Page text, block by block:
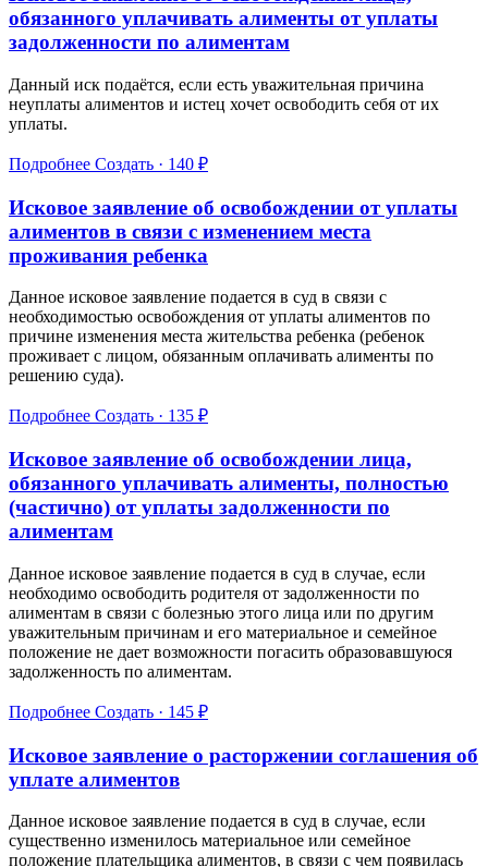
обязанного уплачивать алименты от уплаты
задолженности по алиментам
Данный иск подаётся, если есть уважительная причина
неуплаты алиментов и истец хочет освободить себя от их
уплаты.
Подробнее Создать · 140 ₽
Исковое заявление об освобождении от уплаты
алиментов в связи с изменением места
проживания ребенка
Данное исковое заявление подается в суд в связи с
необходимостью освобождения от уплаты алиментов по
причине изменения места жительства ребенка (ребенок
проживает с лицом, обязанным оплачивать алименты по
решению суда).
Подробнее Создать · 135 ₽
Исковое заявление об освобождении лица,
обязанного уплачивать алименты, полностью
(частично) от уплаты задолженности по
алиментам
Данное исковое заявление подается в суд в случае, если
необходимо освободить родителя от задолженности по
алиментам в связи с болезнью этого лица или по другим
уважительным причинам и его материальное и семейное
положение не дает возможности погасить образовавшуюся
задолженность по алиментам.
Подробнее Создать · 145 ₽
Исковое заявление о расторжении соглашения об
уплате алиментов
Данное исковое заявление подается в суд в случае, если
существенно изменилось материальное или семейное
положение плательщика алиментов, в связи с чем появилась